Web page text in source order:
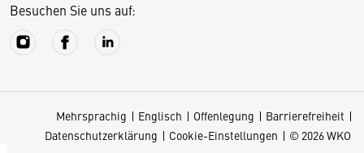
Besuchen Sie uns auf:
Mehrsprachig Englisch Offenlegung
Barrierefreiheit
Datenschutzerklärung
Cookie-Einstellungen © 2026 WKO
S
e